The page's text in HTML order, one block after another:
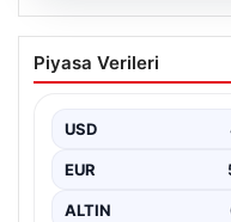
07.08.2026
Altın fiyatları
fiyatları bugün
Piyasa Verileri
USD
EUR
ALTIN